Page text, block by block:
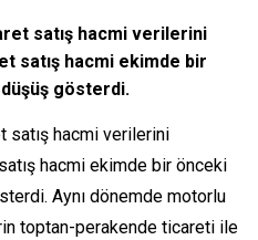
satış hacmi verilerini
satış hacmi ekimde bir
gösterdi.
satış hacmi verilerini
hacmi ekimde bir önceki
Aynı dönemde motorlu
toptan-perakende ticareti ile